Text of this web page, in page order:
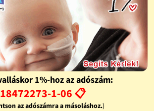
1%-hoz az adószám:
18472273-1-06 📋
az adószámra a másoláshoz.)